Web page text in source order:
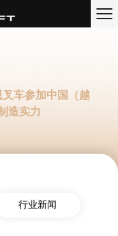
车参加中国（越
造实力
行业新闻